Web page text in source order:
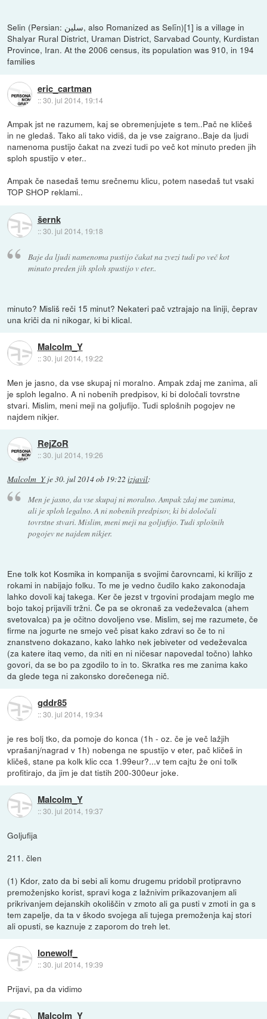
Selin (Persian: سلين‎, also Romanized as Selīn)[1] is a village in
Shalyar Rural District, Uraman District, Sarvabad County, Kurdistan
Province, Iran. At the 2006 census, its population was 910, in 194
families
eric_cartman
::30. jul 2014, 19:14
Ampak jst ne razumem, kaj se obremenjujete s tem..Pač ne kličeš
in ne gledaš. Tako ali tako vidiš, da je vse zaigrano..Baje da ljudi
namenoma pustijo čakat na zvezi tudi po več kot minuto preden jih
sploh spustijo v eter..
Ampak če nasedaš temu srečnemu klicu, potem nasedaš tut vsaki
TOP SHOP reklami..
šernk
::30. jul 2014, 19:18
Baje da ljudi namenoma pustijo čakat na zvezi tudi po več kot
minuto preden jih sploh spustijo v eter..
minuto? Misliš reči 15 minut? Nekateri pač vztrajajo na liniji, čeprav
una kriči da ni nikogar, ki bi klical.
Malcolm_Y
::30. jul 2014, 19:22
Men je jasno, da vse skupaj ni moralno. Ampak zdaj me zanima, ali
je sploh legalno. A ni nobenih predpisov, ki bi določali tovrstne
stvari. Mislim, meni meji na goljufijo. Tudi splošnih pogojev ne
najdem nikjer.
RejZoR
::30. jul 2014, 19:26
Malcolm_Yje30. jul 2014 ob 19:22 izjavil:
Men je jasno, da vse skupaj ni moralno. Ampak zdaj me zanima,
ali je sploh legalno. A ni nobenih predpisov, ki bi določali
tovrstne stvari. Mislim, meni meji na goljufijo. Tudi splošnih
pogojev ne najdem nikjer.
Ene tolk kot Kosmika in kompanija s svojimi čarovncami, ki krilijo z
rokami in nabijajo folku. To me je vedno čudilo kako zakonodaja
lahko dovoli kaj takega. Ker če jezst v trgovini prodajam meglo me
bojo takoj prijavili tržni. Če pa se okronaš za vedeževalca (ahem
svetovalca) pa je očitno dovoljeno vse. Mislim, sej me razumete, če
firme na jogurte ne smejo več pisat kako zdravi so če to ni
znanstveno dokazano, kako lahko nek jebiveter od vedeževalca
(za katere itaq vemo, da niti en ni ničesar napovedal točno) lahko
govori, da se bo pa zgodilo to in to. Skratka res me zanima kako
da glede tega ni zakonsko dorečenega nič.
gddr85
::30. jul 2014, 19:34
je res bolj tko, da pomoje do konca (1h - oz. če je več lažjih
vprašanj/nagrad v 1h) nobenga ne spustijo v eter, pač kličeš in
kličeš, stane pa kolk klic cca 1.99eur?...v tem cajtu že oni tolk
profitirajo, da jim je dat tistih 200-300eur joke.
Malcolm_Y
::30. jul 2014, 19:37
Goljufija
211. člen
(1) Kdor, zato da bi sebi ali komu drugemu pridobil protipravno
premoženjsko korist, spravi koga z lažnivim prikazovanjem ali
prikrivanjem dejanskih okoliščin v zmoto ali ga pusti v zmoti in ga s
tem zapelje, da ta v škodo svojega ali tujega premoženja kaj stori
ali opusti, se kaznuje z zaporom do treh let.
lonewolf_
::30. jul 2014, 19:39
Prijavi, pa da vidimo
Malcolm_Y